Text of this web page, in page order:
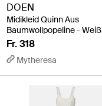
DOEN
Midikleid Quinn Aus
Baumwollpopeline - Weiß
Fr. 318
Mytheresa